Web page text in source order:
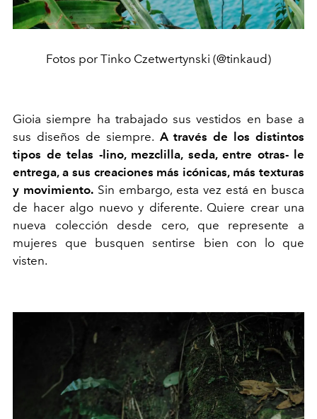
Fotos por Tinko Czetwertynski (@tinkaud)
Gioia siempre ha trabajado sus vestidos en base a
sus diseños de siempre. A través de los distintos
tipos de telas -lino, mezclilla, seda, entre otras- le
entrega, a sus creaciones más icónicas, más texturas
y movimiento. Sin embargo, esta vez está en busca
de hacer algo nuevo y diferente. Quiere crear una
nueva colección desde cero, que represente a
mujeres que busquen sentirse bien con lo que
visten.